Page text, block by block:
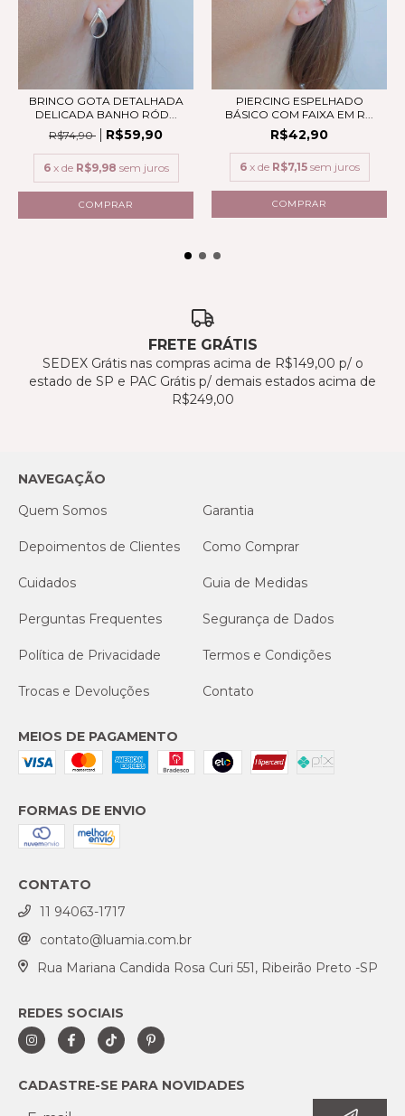
BRINCO GOTA DETALHADA
DELICADA BANHO RÓD...
R$74,90
R$59,90
6 x de R$9,98 sem juros
PIERCING ESPELHADO
BÁSICO COM FAIXA EM R...
R$42,90
6 x de R$7,15 sem juros
FRETE GRÁTIS
SEDEX Grátis nas compras acima de R$149,00 p/ o
estado de SP e PAC Grátis p/ demais estados acima de
R$249,00
NAVEGAÇÃO
Quem Somos
Garantia
Depoimentos de Clientes Como Comprar
Cuidados Guia de Medidas
Perguntas Frequentes Segurança de Dados
Política de Privacidade Termos e Condições
Trocas e Devoluções Contato
MEIOS DE PAGAMENTO
FORMAS DE ENVIO
CONTATO
11 94063-1717
contato@luamia.com.br
Rua Mariana Candida Rosa Curi 551, Ribeirão Preto -SP
REDES SOCIAIS
CADASTRE-SE PARA NOVIDADES